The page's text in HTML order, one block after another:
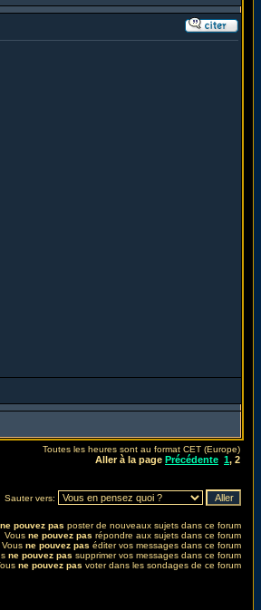
Toutes les heures sont au format CET (Europe)
Aller à la page Précédente 1, 2
Sauter vers:
ne pouvez pas poster de nouveaux sujets dans ce forum
Vous ne pouvez pas répondre aux sujets dans ce forum
Vous ne pouvez pas éditer vos messages dans ce forum
ne pouvez pas supprimer vos messages dans ce forum
ne pouvez pas voter dans les sondages de ce forum